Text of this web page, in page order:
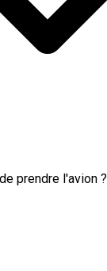
prendre l'avion ?